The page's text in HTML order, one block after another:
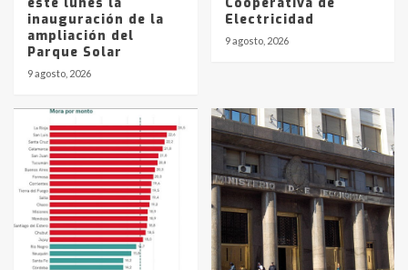
inauguración de la
ampliación del
Parque Solar
9 agosto, 2026
Electricidad
9 agosto, 2026